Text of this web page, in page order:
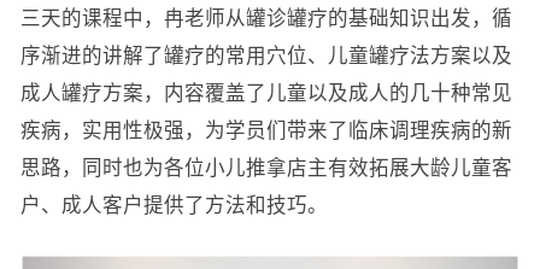
三天的课程中，冉老师从罐诊罐疗的基础知识出发，循
序渐进的讲解了罐疗的常用穴位、儿童罐疗法方案以及
成人罐疗方案，内容覆盖了儿童以及成人的几十种常见
疾病，实用性极强，为学员们带来了临床调理疾病的新
思路，同时也为各位小儿推拿店主有效拓展大龄儿童客
户、成人客户提供了方法和技巧。